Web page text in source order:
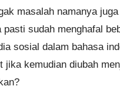
masalah namanya
pasti sudah menghafal
sosial dalam bahasa
jika kemudian diubah